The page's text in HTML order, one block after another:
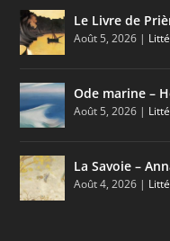
Le Livre de
Août 5, 2026 |
Ode marine –
Août 5, 2026 |
La Savoie –
Août 4, 2026 |